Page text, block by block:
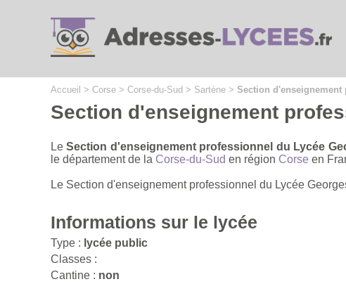
Accueil > Corse > Corse-du-Sud > Sartène > Section d'enseignement
Section d'enseignement
LeSection d'enseignement professionnel du Lycée
le département de la Corse-du-Sud en région Corse en
Le Section d'enseignement professionnel du Lycée
Informations sur le lycée
Type : lycée public
Classes :
Cantine : non